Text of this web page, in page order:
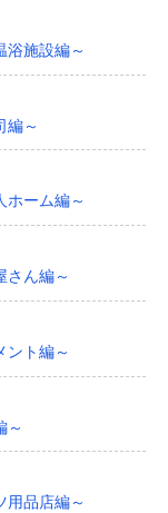
施設編～
編～
ーム編～
ん編～
ト編～
～
品店編～